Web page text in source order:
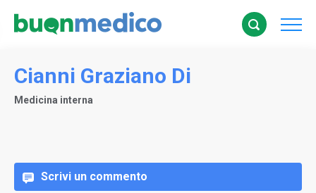
Cianni Graziano Di
Medicina interna
Scrivi un commento